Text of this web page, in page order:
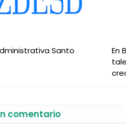
Santo
En
comentario